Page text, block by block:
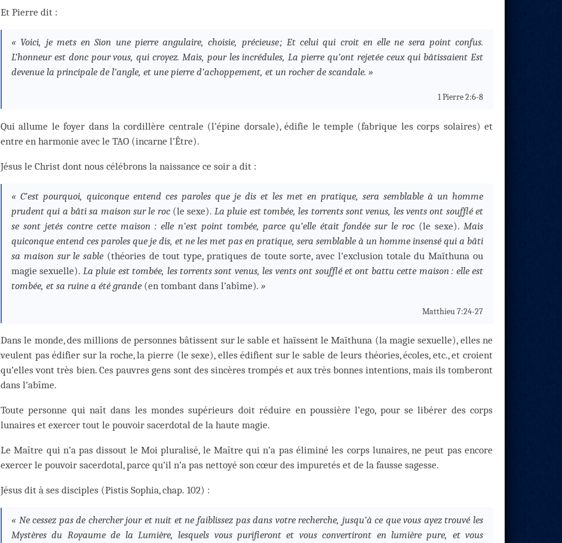
Et Pierre dit :
« Voici, je mets en Sion une pierre angulaire, choisie, précieuse ; Et celui qui croit en elle ne sera point confus.
L’honneur est donc pour vous, qui croyez. Mais, pour les incrédules, La pierre qu’ont rejetée ceux qui bâtissaient Est
devenue la principale de l’angle, et une pierre d’achoppement, et un rocher de scandale. »
1 Pierre 2:6-8
Qui allume le foyer dans la cordillère centrale (l’épine dorsale), édifie le temple (fabrique les corps solaires) et
entre en harmonie avec le TAO (incarne l’Être).
Jésus le Christ dont nous célébrons la naissance ce soir a dit :
« C’est pourquoi, quiconque entend ces paroles que je dis et les met en pratique, sera semblable à un homme
prudent qui a bâti sa maison sur le roc(le sexe). La pluie est tombée, les torrents sont venus, les vents ont soufflé et
se sont jetés contre cette maison : elle n’est point tombée, parce qu’elle était fondée sur le roc (le sexe). Mais
quiconque entend ces paroles que je dis, et ne les met pas en pratique, sera semblable à un homme insensé qui a bâti
sa maison sur le sable (théories de tout type, pratiques de toute sorte, avec l’exclusion totale du Maïthuna ou
magie sexuelle). La pluie est tombée, les torrents sont venus, les vents ont soufflé et ont battu cette maison : elle est
tombée, et sa ruine a été grande (en tombant dans l’abîme). »
Matthieu 7:24-27
Dans le monde, des millions de personnes bâtissent sur le sable et haïssent le Maïthuna (la magie sexuelle), elles ne
veulent pas édifier sur la roche, la pierre (le sexe), elles édifient sur le sable de leurs théories, écoles, etc., et croient
qu’elles vont très bien. Ces pauvres gens sont des sincères trompés et aux très bonnes intentions, mais ils tomberont
dans l’abîme.
Toute personne qui naît dans les mondes supérieurs doit réduire en poussière l’ego, pour se libérer des corps
lunaires et exercer tout le pouvoir sacerdotal de la haute magie.
Le Maître qui n’a pas dissout le Moi pluralisé, le Maître qui n’a pas éliminé les corps lunaires, ne peut pas encore
exercer le pouvoir sacerdotal, parce qu’il n’a pas nettoyé son cœur des impuretés et de la fausse sagesse.
Jésus dit à ses disciples (Pistis Sophia, chap. 102) :
« Ne cessez pas de chercher jour et nuit et ne faiblissez pas dans votre recherche, jusqu’à ce que vous ayez trouvé les
Mystères du Royaume de la Lumière, lesquels vous purifieront et vous convertiront en lumière pure, et vous